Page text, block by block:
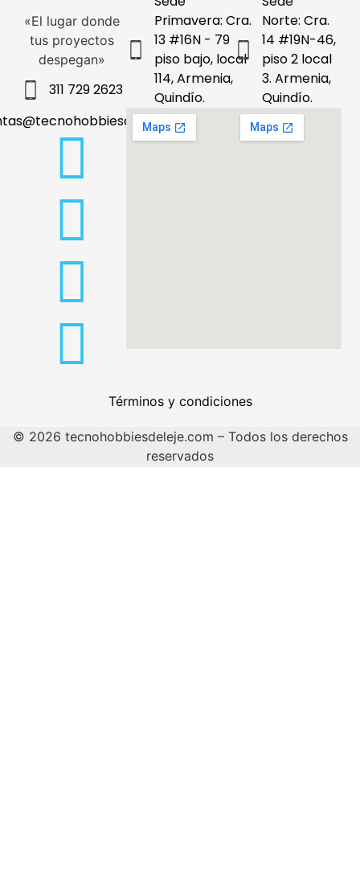
«El lugar donde
tus proyectos
despegan»
311 729 2623
Primavera: Cra.
13 #16N - 79
piso bajo, local
114, Armenia,
Quindío.
Norte: Cra.
14 #19N-46,
piso 2 local
3. Armenia,
Quindío.
Términos y condiciones
© 2026 tecnohobbiesdeleje.com – Todos los derechos
reservados